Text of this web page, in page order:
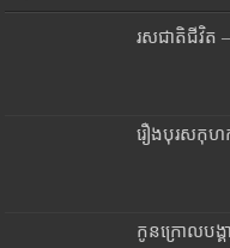
រសជាតិជីវិត
រឿងបុរសកុហក
កូនក្រោលបង្